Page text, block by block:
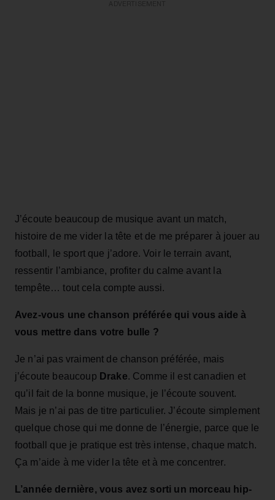
J’écoute beaucoup de musique avant un match,
histoire de me vider la tête et de me préparer à jouer au
football, le sport que j’adore. Voir le terrain avant,
ressentir l’ambiance, profiter du calme avant la
tempête… tout cela compte aussi.
Avez-vous une chanson préférée qui vous aide à
vous mettre dans votre bulle ?
Je n’ai pas vraiment de chanson préférée, mais
j’écoute beaucoup Drake. Comme il est canadien et
qu’il fait de la bonne musique, je l’écoute souvent.
Mais je n’ai pas de titre particulier. J’écoute simplement
quelque chose qui me donne de l’énergie, parce que le
football que je pratique est très intense, chaque match.
Ça m’aide à me vider la tête et à me concentrer.
L’année dernière, vous avez sorti un morceau hip-